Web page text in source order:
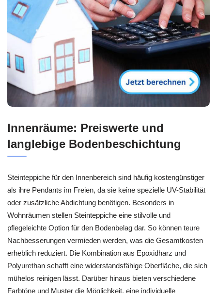
Innenräume: Preiswerte und
langlebige Bodenbeschichtung
Steinteppiche für den Innenbereich sind häufig kostengünstiger
als ihre Pendants im Freien, da sie keine spezielle UV-Stabilität
oder zusätzliche Abdichtung benötigen. Besonders in
Wohnräumen stellen Steinteppiche eine stilvolle und
pflegeleichte Option für den Bodenbelag dar. So können teure
Nachbesserungen vermieden werden, was die Gesamtkosten
erheblich reduziert. Die Kombination aus Epoxidharz und
Polyurethan schafft eine widerstandsfähige Oberfläche, die sich
mühelos reinigen lässt. Darüber hinaus bieten verschiedene
Farbtöne und Muster die Möglichkeit, eine individuelle